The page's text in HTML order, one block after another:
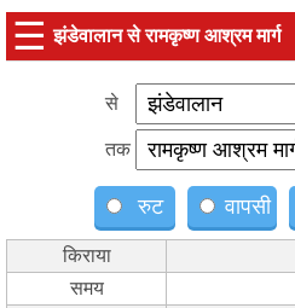
☰ झंडेवालान से रामकृष्ण आश्रम मार्ग
से
तक
रुट वापसी
किराया
समय